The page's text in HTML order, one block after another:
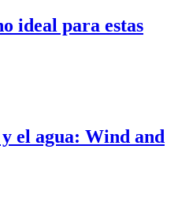
ideal para estas
el agua: Wind and